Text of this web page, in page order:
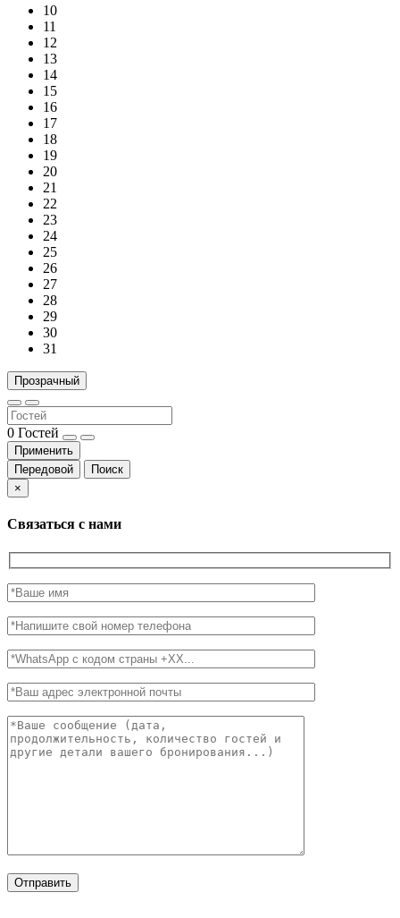
10
11
12
13
14
15
16
17
18
19
20
21
22
23
24
25
26
27
28
29
30
31
Прозрачный
0 Гостей
Применить
Передовой
Поиск
×
Связаться с нами